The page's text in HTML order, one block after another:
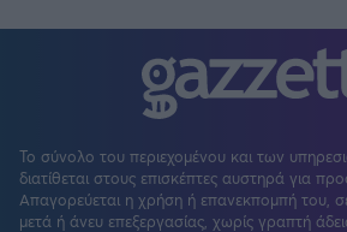
Το σύνολο του περιεχομένου και των
διατίθεται στους επισκέπτες αυστηρά για
Απαγορεύεται η χρήση ή επανεκπομπή του,
μετά ή άνευ επεξεργασίας, χωρίς γραπτή